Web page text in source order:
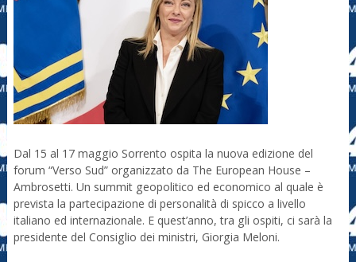
Dal 15 al 17 maggio Sorrento ospita la nuova edizione del
forum “Verso Sud” organizzato da The European House –
Ambrosetti. Un summit geopolitico ed economico al quale è
prevista la partecipazione di personalità di spicco a livello
italiano ed internazionale. E quest’anno, tra gli ospiti, ci sarà la
presidente del Consiglio dei ministri, Giorgia Meloni.